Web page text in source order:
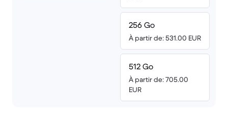
256 Go
À partir de: 531.00 EUR
512 Go
À partir de: 705.00
EUR